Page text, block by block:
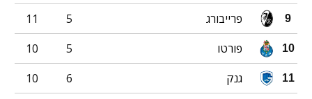
9 פרייבורג 5
11
10 פורטו 5
10
11 גנק 6
10